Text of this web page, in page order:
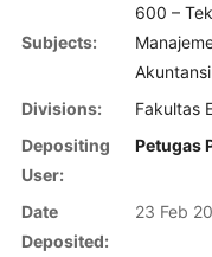
Subjects:
600 –
Akuntansi
Divisions:
Fakultas
Depositing
User:
Petugas
Date
Deposited:
23 Feb